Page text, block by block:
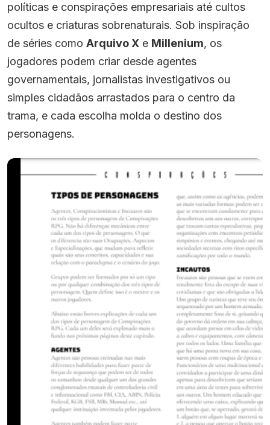
políticas e conspirações empresariais até cultos
ocultos e criaturas sobrenaturais. Sob inspiração
de séries como Arquivo X e Millenium, os
jogadores podem criar desde agentes
governamentais, jornalistas investigativos ou
simples cidadãos arrastados para o centro da
trama, e cada escolha molda o destino dos
personagens.